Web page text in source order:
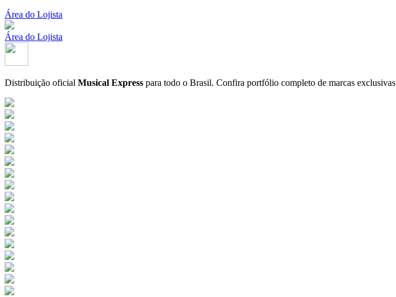
Área do Lojista
Área do Lojista
Distribuição oficial Musical Express para todo o Brasil. Confira portfólio completo de marcas exclusivas